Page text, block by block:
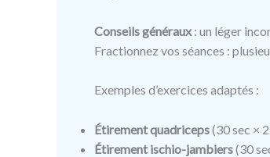
Conseils généraux: un léger
Fractionnez vos séances :
Exemples d’exercices adaptés :
Étirement quadriceps(30 sec ×
Étirement ischio-jambiers(30